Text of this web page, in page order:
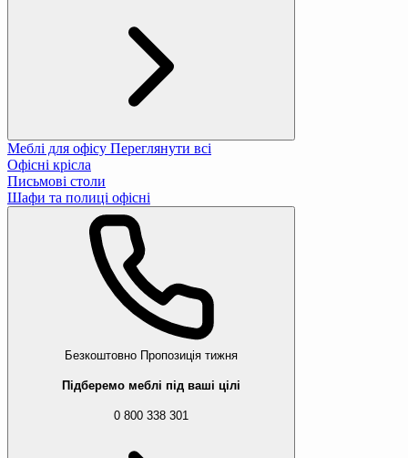
Меблі для офісу Переглянути всі
Офісні крісла
Письмові столи
Шафи та полиці офісні
Безкоштовно Пропозиція тижня
Підберемо меблі під ваші цілі
0 800 338 301